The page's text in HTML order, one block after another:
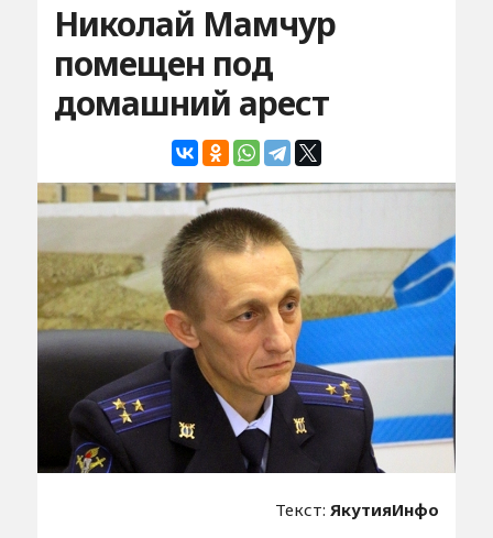
Николай Мамчур
помещен под
домашний арест
Текст: ЯкутияИнфо